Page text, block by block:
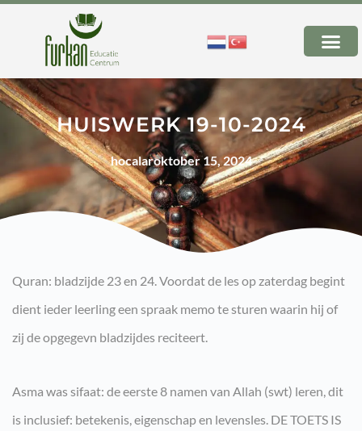
HUISWERK 19-10-2024
hocalaroktober 15, 2024
Quran: bladzijde 23 en 24. Voordat de les op zaterdag begint
dient ieder leerling een spraak memo te sturen waarin hij of
zij de opgegevn bladzijdes reciteert.
Asma was sifaat: de eerste 8 namen van Allah (swt) leren, dit
is inclusief: betekenis, eigenschap en levensles. DE TOETS IS